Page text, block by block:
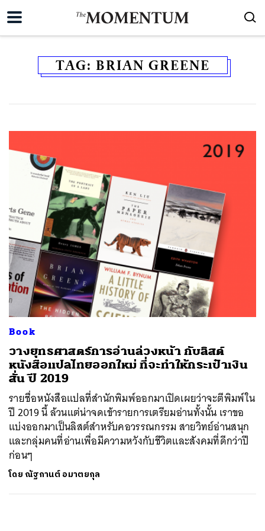
TAG: BRIAN GREENE
Book
วางยุทธศาสตร์การอ่านล่วงหน้า กับลิสต์
หนังสือแปลไทยออกใหม่ ที่จะทำให้กระเป๋าเงิน
สั่น ปี 2019
รายชื่อหนังสือแปลที่สำนักพิมพ์ออกมาเปิดเผยว่าจะตีพิมพ์ใน
ปี 2019 นี้ ล้วนแต่น่าจดเข้ารายการเตรียมอ่านทั้งนั้น เราขอ
แบ่งออกมาเป็นลิสต์สำหรับคอวรรณกรรม สายวิทย์อ่านสนุก
และกลุ่มคนที่อ่านเพื่อมีความหวังกับชีวิตและสังคมที่ดีกว่าปี
ก่อนๆ
โดย ณัฐกานต์ อมาตยกุล
ค้นหา